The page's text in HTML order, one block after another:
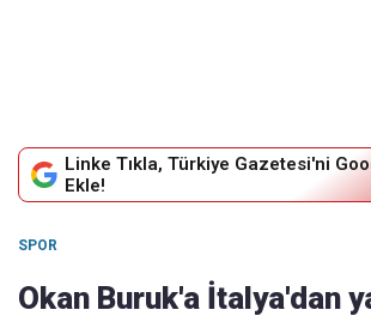
Linke Tıkla, Türkiye Gazetesi'ni
Ekle!
SPOR
Okan Buruk'a İtalya'dan